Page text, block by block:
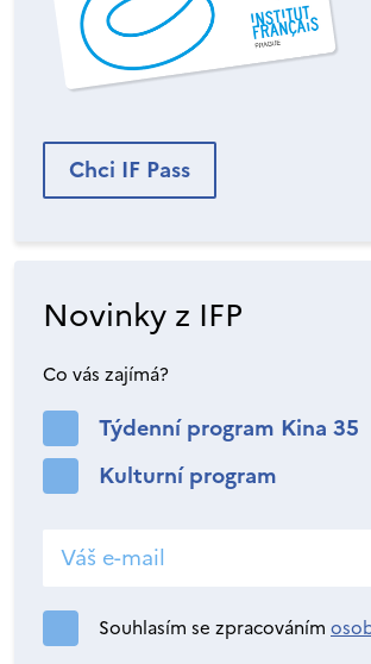
Chci IF Pass
Novinky z IFP
Co vás zajímá?
Týdenní program Kina 35
Kulturní program
Souhlasím se zpracováním